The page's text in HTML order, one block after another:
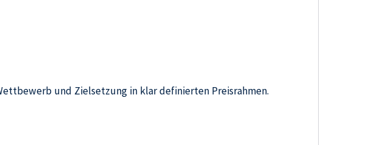
und Zielsetzung in klar definierten Preisrahmen.